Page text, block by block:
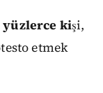
kişi,
etmek